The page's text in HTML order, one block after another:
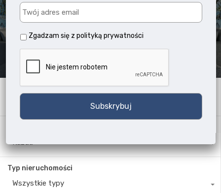
Properties
Słowo kluczowe
Każda
Typ nieruchomości
Wszystkie typy
Zgadzam się zpolityką prywatności